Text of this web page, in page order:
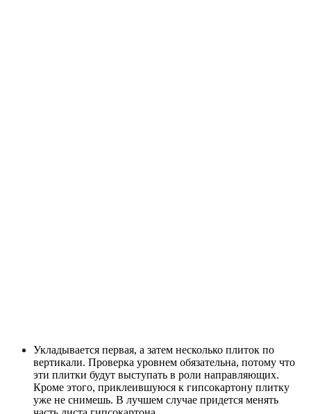
Укладывается первая, а затем несколько плиток по
вертикали. Проверка уровнем обязательна, потому что
эти плитки будут выступать в роли направляющих.
Кроме этого, приклеившуюся к гипсокартону плитку
уже не снимешь. В лучшем случае придется менять